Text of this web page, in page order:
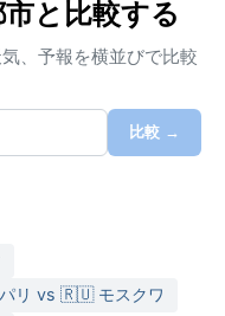
と比較する
、予報を横並びで比較
比較 →
リ vs 🇷🇺 モスクワ